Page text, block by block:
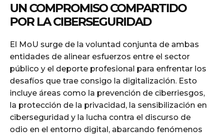
UN COMPROMISO COMPARTIDO
POR LA CIBERSEGURIDAD
El MoU surge de la voluntad conjunta de ambas
entidades de alinear esfuerzos entre el sector
público y el deporte profesional para enfrentar los
desafíos que trae consigo la digitalización. Esto
incluye áreas como la prevención de ciberriesgos,
la protección de la privacidad, la sensibilización en
ciberseguridad y la lucha contra el discurso de
odio en el entorno digital, abarcando fenómenos